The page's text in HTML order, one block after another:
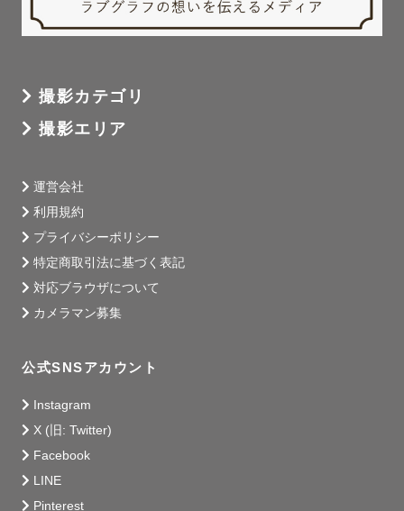
撮影カテゴリ
撮影エリア
運営会社
利用規約
プライバシーポリシー
特定商取引法に基づく表記
対応ブラウザについて
カメラマン募集
公式SNSアカウント
Instagram
X (旧: Twitter)
Facebook
LINE
Pinterest